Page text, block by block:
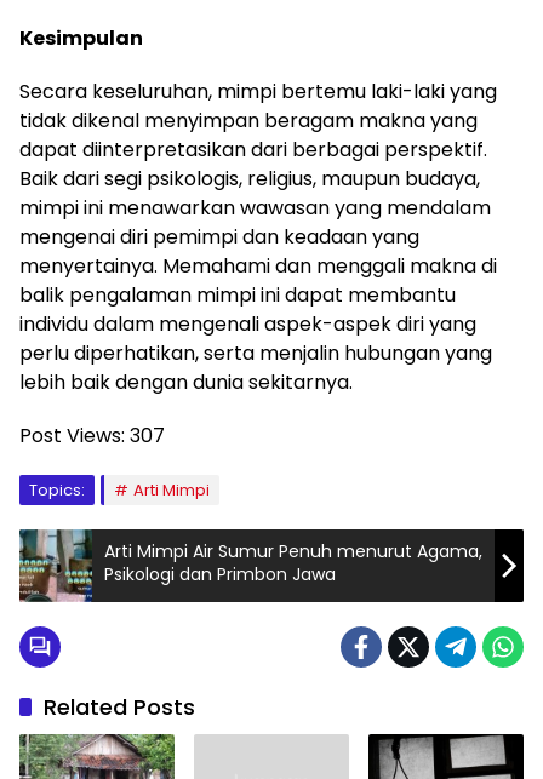
Kesimpulan
Secara keseluruhan, mimpi bertemu laki-laki yang
tidak dikenal menyimpan beragam makna yang
dapat diinterpretasikan dari berbagai perspektif.
Baik dari segi psikologis, religius, maupun budaya,
mimpi ini menawarkan wawasan yang mendalam
mengenai diri pemimpi dan keadaan yang
menyertainya. Memahami dan menggali makna di
balik pengalaman mimpi ini dapat membantu
individu dalam mengenali aspek-aspek diri yang
perlu diperhatikan, serta menjalin hubungan yang
lebih baik dengan dunia sekitarnya.
Post Views: 307
Topics: Arti Mimpi
Arti Mimpi Air Sumur Penuh menurut Agama,
Psikologi dan Primbon Jawa
Related Posts